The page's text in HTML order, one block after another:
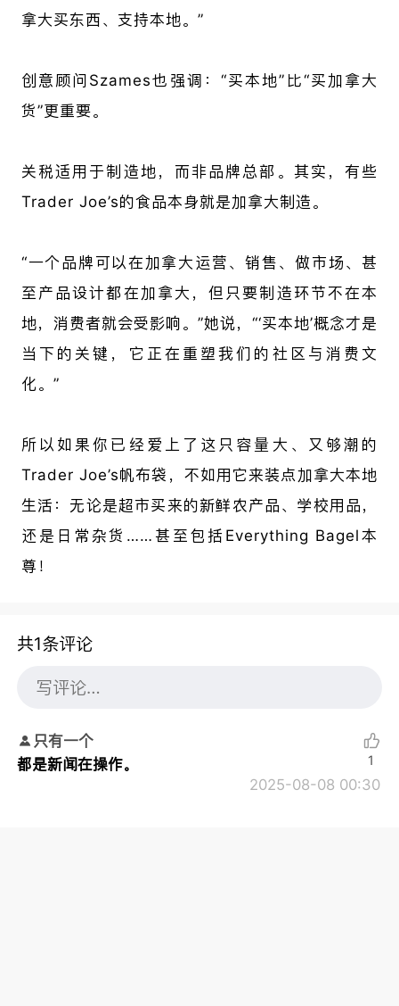
拿大买东西、支持本地。”
创意顾问Szames也强调：“买本地”比“买加拿大
货”更重要。
关税适用于制造地，而非品牌总部。其实，有些
Trader Joe’s的食品本身就是加拿大制造。
“一个品牌可以在加拿大运营、销售、做市场、甚
至产品设计都在加拿大，但只要制造环节不在本
地，消费者就会受影响。”她说，“‘买本地’概念才是
当下的关键，它正在重塑我们的社区与消费文
化。”
所以如果你已经爱上了这只容量大、又够潮的
Trader Joe’s帆布袋，不如用它来装点加拿大本地
生活：无论是超市买来的新鲜农产品、学校用品，
还是日常杂货……甚至包括Everything Bagel本
尊！
共1条评论
只有一个
都是新闻在操作。
2025-08-08 00:30
1